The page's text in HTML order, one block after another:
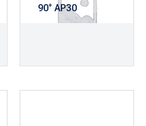
90° AP30